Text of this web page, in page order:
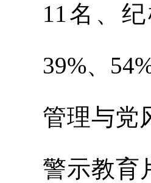
11名、
39%、
管理与党
警示教育